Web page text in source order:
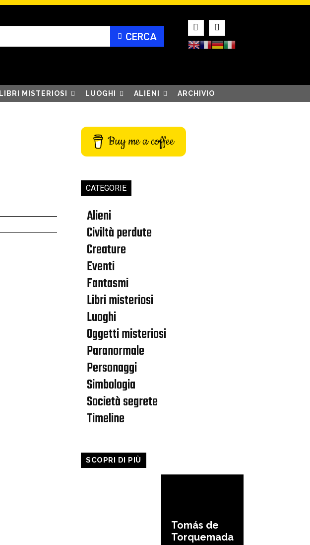
CERCA
LIBRI MISTERIOSI LUOGHI ALIENI ARCHIVIO
Buy me a coffee
CATEGORIE
Alieni
Civiltà perdute
Creature
Eventi
Fantasmi
Libri misteriosi
Luoghi
Oggetti misteriosi
Paranormale
Personaggi
Simbologia
Società segrete
Timeline
SCOPRI DI PIÙ
Tomás de
Torquemada